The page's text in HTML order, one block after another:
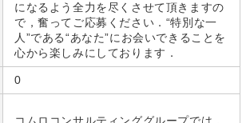
になるよう全力を尽くさせて頂きますの
で，奮ってご応募ください．“特別な一
人”である“あなた”にお会いできることを
心から楽しみにしております．
0